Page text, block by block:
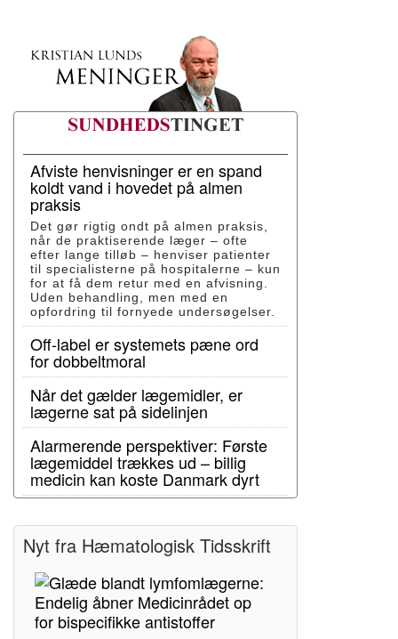
Afviste henvisninger er en spand
koldt vand i hovedet på almen
praksis
Det gør rigtig ondt på almen praksis,
når de praktiserende læger – ofte
efter lange tilløb – henviser patienter
til specialisterne på hospitalerne – kun
for at få dem retur med en afvisning.
Uden behandling, men med en
opfordring til fornyede undersøgelser.
Off-label er systemets pæne ord
for dobbeltmoral
Når det gælder lægemidler, er
lægerne sat på sidelinjen
Alarmerende perspektiver: Første
lægemiddel trækkes ud – billig
medicin kan koste Danmark dyrt
Nyt fra Hæmatologisk Tidsskrift